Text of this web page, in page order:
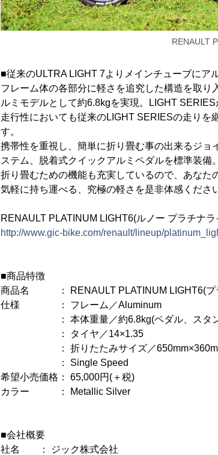
RENAULT
■従来のULTRA LIGHT 7よりメインチューブにア
フレーム体の各部分に軽さを追究した構造を取
ルミモデルとして約6.8kgを実現。LIGHT SERIES
走行性においても従来のLIGHT SERIESの走りを
す。
携帯性を重視し、簡単に折り畳む事の出来るジ
ステム、脱着式クイックアルミペダルを標準装備。
折り畳むための機能も充実しているので、あなた
気軽に持ち運べる、究極の軽さを是非体感くださ
RENAULT PLATINUM LIGHT6(ルノー プラチナラ
http://www.gic-bike.com/renault/lineup/
■商品特徴
商品名 ： RENAULT PLATINUM LIGHT6(プ
仕様 ： フレーム／Aluminum
： 本体重量／約6.8kg(ペダル、スタン
： タイヤ／14×1.35
： 折りたたみサイズ／
： Single Speed
希望小売価格： 65,000円(＋税)
カラー ： Metallic Silver
■会社概要
社名 ： ジック株式会社